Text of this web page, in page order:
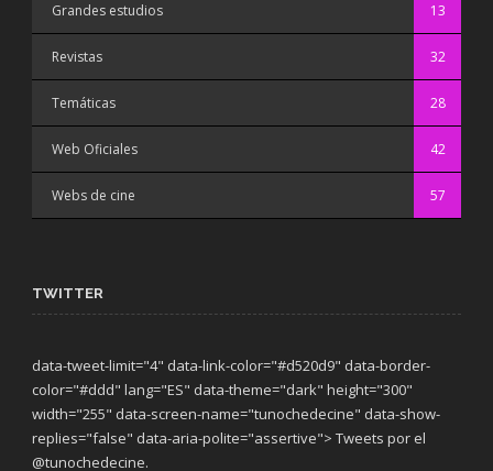
Grandes estudios 13
Revistas 32
Temáticas 28
Web Oficiales 42
Webs de cine 57
TWITTER
data-tweet-limit="4" data-link-color="#d520d9" data-border-
color="#ddd" lang="ES" data-theme="dark" height="300"
width="255" data-screen-name="tunochedecine" data-show-
replies="false" data-aria-polite="assertive"> Tweets por el
@tunochedecine.